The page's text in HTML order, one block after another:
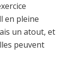
en pleine
un atout, et
peuvent